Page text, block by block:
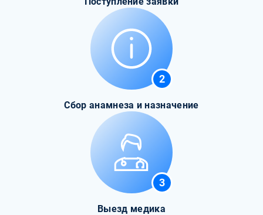
2
Сбор анамнеза и назначение
3
Выезд медика